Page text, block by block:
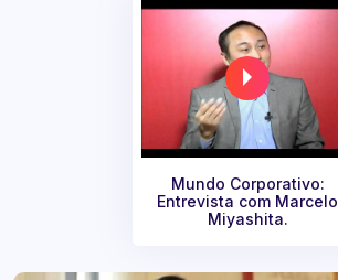
Mundo Corporativo:
Entrevista com Marcelo
Miyashita.